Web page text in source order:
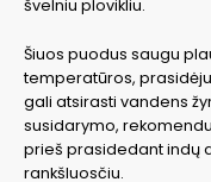
švelniu plovikliu.
Šiuos puodus saugu
temperatūros,
gali atsirasti vandens
susidarymo,
prieš prasidedant indų
rankšluosčiu.